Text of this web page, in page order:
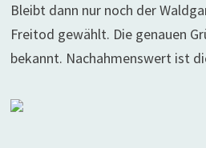
Bleibt dann nur noch der
Freitod gewählt. Die genauen
bekannt. Nachahmenswert ist